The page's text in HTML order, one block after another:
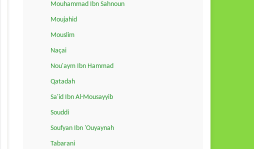
Mouhammad Ibn Sahnoun
Moujahid
Mouslim
Naçai
Nou'aym Ibn Hammad
Qatadah
Sa'id Ibn Al-Mousayyib
Souddi
Soufyan Ibn 'Ouyaynah
Tabarani